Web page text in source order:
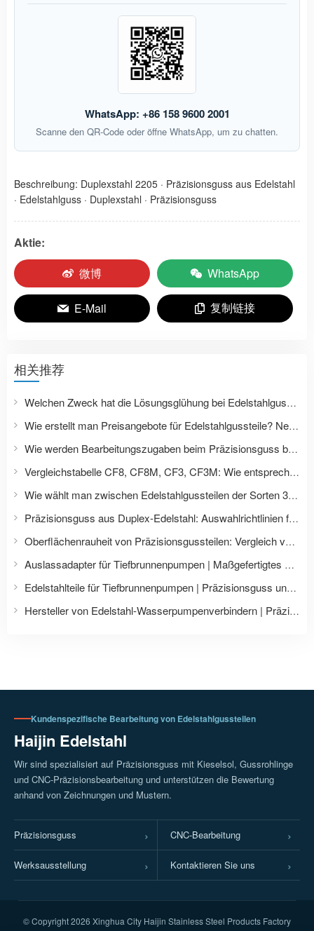
WhatsApp: +86 158 9600 2001
Scanne den QR-Code oder öffne WhatsApp, um zu chatten.
Beschreibung: Duplexstahl 2205 · Präzisionsguss aus Edelstahl
· Edelstahlguss · Duplexstahl · Präzisionsguss
Aktie:
微博
WhatsApp
E-Mail 复制链接
相关推荐
Welchen Zweck hat die Lösungsglühung bei Edelstahlgussteilen? Worin unterscheiden sich die Wärmebehandlungen der Edelstahlsorten 304, 316L und 2205?
Wie erstellt man Preisangebote für Edelstahlgussteile? Neun Faktoren, die die Preise für Präzisionsguss beeinflussen, und eine Liste der erforderlichen Dokumente für Preisanfragen.
Wie werden Bearbeitungszugaben beim Präzisionsguss berücksichtigt? Ein Leitfaden zur Maßauslegung von Edelstahlgussteilen vom Rohling bis zum CNC-gefertigten Endprodukt.
Vergleichstabelle CF8, CF8M, CF3, CF3M: Wie entsprechen die Edelstahlgussgüten den Bezeichnungen 304, 316, 304L und 316L?
Wie wählt man zwischen Edelstahlgussteilen der Sorten 304, 304L, 316 und 316L? Vergleich der Materialeigenschaften und Anwendungsszenarien.
Präzisionsguss aus Duplex-Edelstahl: Auswahlrichtlinien für Gussteile der Güteklassen 2205, 2507 und verschiedener anderer Güteklassen
Oberflächenrauheit von Präzisionsgussteilen: Vergleich von Ra, Ry, Rz bei CNC-Bearbeitung mit Polierbehandlung
Auslassadapter für Tiefbrunnenpumpen | Maßgefertigtes Edelstahl-Wasserpumpenzubehör
Edelstahlteile für Tiefbrunnenpumpen | Präzisionsguss und -bearbeitung von Laufrädern und Pumpengehäusen
Hersteller von Edelstahl-Wasserpumpenverbindern | Präzisionsguss von Pumpen- und Ventilzubehör
Kundenspezifische Bearbeitung von Edelstahlgussteilen
Haijin Edelstahl
Wir sind spezialisiert auf Präzisionsguss mit Kieselsol, Gussrohlinge
und CNC-Präzisionsbearbeitung und unterstützen die Bewertung
anhand von Zeichnungen und Mustern.
Präzisionsguss CNC-Bearbeitung
Werksausstellung Kontaktieren Sie uns
© Copyright2026 Xinghua City Haijin Stainless Steel Products Factory